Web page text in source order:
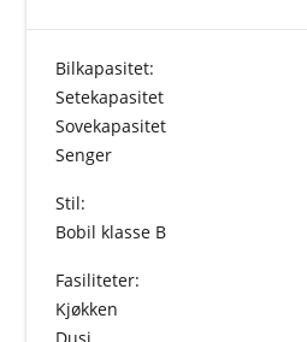
Bilkapasitet:
Setekapasitet
Sovekapasitet
Senger
Stil:
Bobil klasse B
Fasiliteter:
Kjøkken